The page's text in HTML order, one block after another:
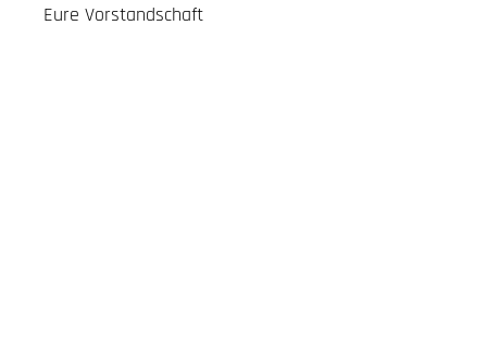
Eure Vorstandschaft